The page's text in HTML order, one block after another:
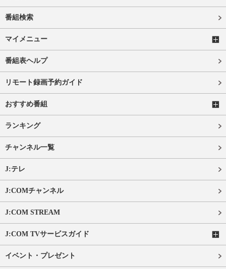
番組検索
マイメニュー
番組表ヘルプ
リモート録画予約ガイド
おすすめ番組
ランキング
チャンネル一覧
J:テレ
J:COMチャンネル
J:COM STREAM
J:COM TVサービスガイド
イベント・プレゼント